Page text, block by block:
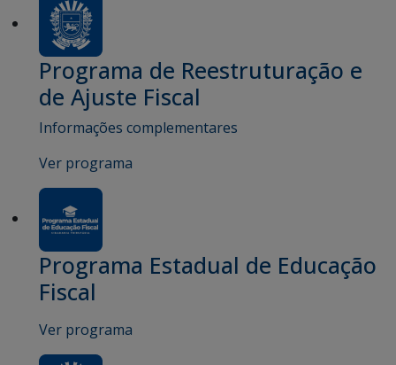
Programa de Reestruturação e
de Ajuste Fiscal
Informações complementares
Ver programa
Programa Estadual de Educação
Fiscal
Ver programa